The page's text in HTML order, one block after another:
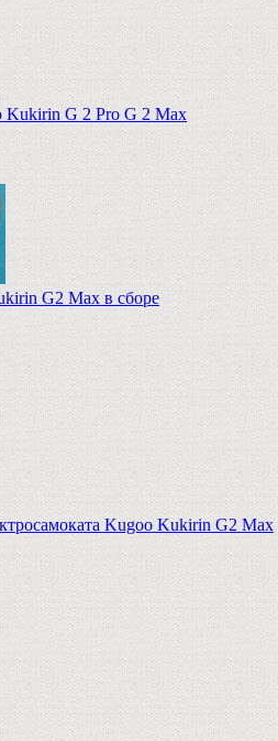
Kukirin G 2 Pro G 2 Max
G2 Max в сборе
Kugoo Kukirin G2 Max